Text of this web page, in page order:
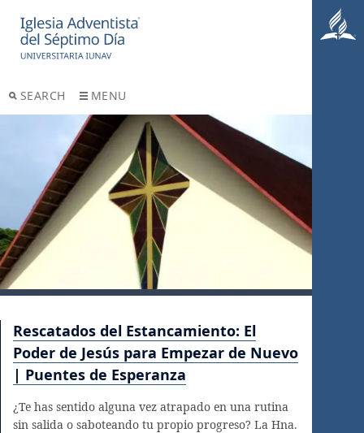
SEARCH MENU
Rescatados del Estancamiento: El
Poder de Jesús para Empezar de Nuevo
| Puentes de Esperanza
¿Te has sentido alguna vez atrapado en una rutina
sin salida o saboteando tu propio progreso? La Hna.